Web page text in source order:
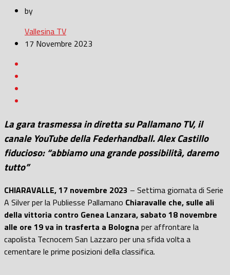
by
Vallesina TV
17 Novembre 2023
La gara trasmessa in diretta su Pallamano TV, il
canale YouTube della Federhandball. Alex Castillo
fiducioso: “abbiamo una grande possibilità, daremo
tutto”
CHIARAVALLE, 17 novembre 2023 – Settima giornata di Serie
A Silver per la Publiesse Pallamano Chiaravalle che, sulle ali
della vittoria contro Genea Lanzara, sabato 18 novembre
alle ore 19 va in trasferta a Bologna per affrontare la
capolista Tecnocem San Lazzaro per una sfida volta a
cementare le prime posizioni della classifica.